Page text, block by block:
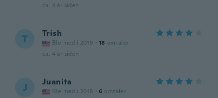
ca. 4 år siden
T Trish
Ble med i 2019 · 18 omtaler
ca. 4 år siden
J Juanita
Ble med i 2018 · 6 omtaler